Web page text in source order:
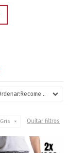
Recomendados
Gris Quitar filtros